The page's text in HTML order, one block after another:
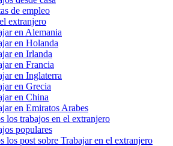
de empleo
extranjero
en Alemania
en Holanda
en Irlanda
en Francia
en Inglaterra
en Grecia
en China
en Emiratos Arabes
los trabajos en el extranjero
populares
los post sobre Trabajar en el extranjero